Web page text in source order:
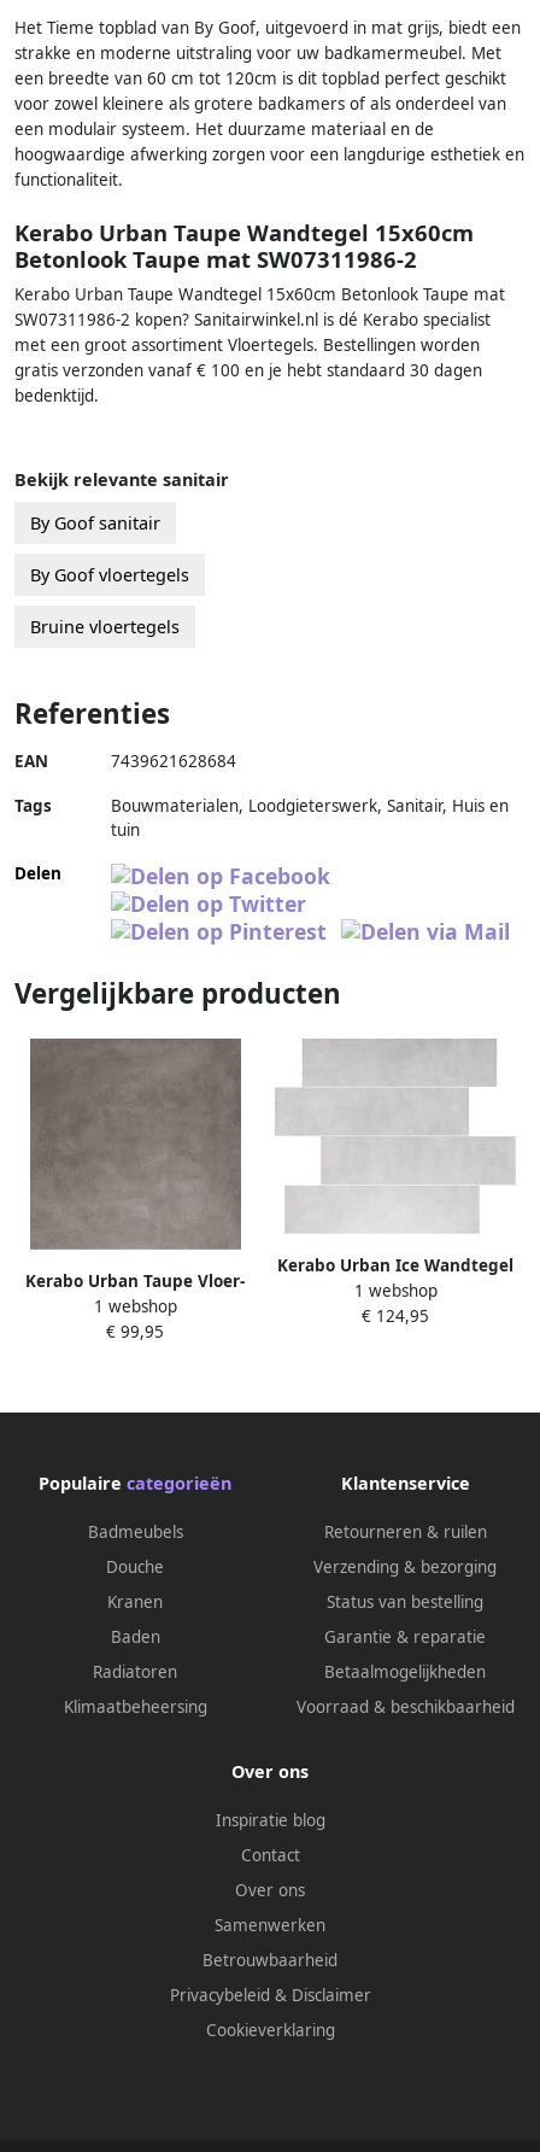
Het Tieme topblad van By Goof, uitgevoerd in mat grijs, biedt een
strakke en moderne uitstraling voor uw badkamermeubel. Met
een breedte van 60 cm tot 120cm is dit topblad perfect geschikt
voor zowel kleinere als grotere badkamers of als onderdeel van
een modulair systeem. Het duurzame materiaal en de
hoogwaardige afwerking zorgen voor een langdurige esthetiek en
functionaliteit.
Kerabo Urban Taupe Wandtegel 15x60cm
Betonlook Taupe mat SW07311986-2
Kerabo Urban Taupe Wandtegel 15x60cm Betonlook Taupe mat
SW07311986-2 kopen? Sanitairwinkel.nl is dé Kerabo specialist
met een groot assortiment Vloertegels. Bestellingen worden
gratis verzonden vanaf € 100 en je hebt standaard 30 dagen
bedenktijd.
Bekijk relevante sanitair
By Goof sanitair
By Goof vloertegels
Bruine vloertegels
Referenties
EAN 7439621628684
Tags
Bouwmaterialen, Loodgieterswerk, Sanitair, Huis en
tuin
Delen
Vergelijkbare producten
Kerabo Urban Taupe Vloer-
en wandtegel 60x60cm
Betonlook Taupe mat
1 webshop
€ 99,95
Kerabo Urban Ice Wandtegel
15x60cm Betonlook Grijs Mat
SW07311986
1 webshop
€ 124,95
Populaire categorieën
Badmeubels
Douche
Kranen
Baden
Radiatoren
Klimaatbeheersing
Klantenservice
Retourneren & ruilen
Verzending & bezorging
Status van bestelling
Garantie & reparatie
Betaalmogelijkheden
Voorraad & beschikbaarheid
Over ons
Inspiratie blog
Contact
Over ons
Samenwerken
Betrouwbaarheid
Privacybeleid & Disclaimer
Cookieverklaring